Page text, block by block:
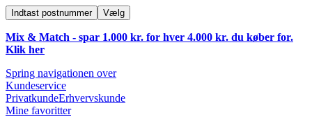
Indtast postnummer Vælg
Mix & Match - spar 1.000 kr. for hver 4.000 kr. du køber for.
Klik her
Spring navigationen over
Kundeservice
PrivatkundeErhvervskunde
Mine favoritter